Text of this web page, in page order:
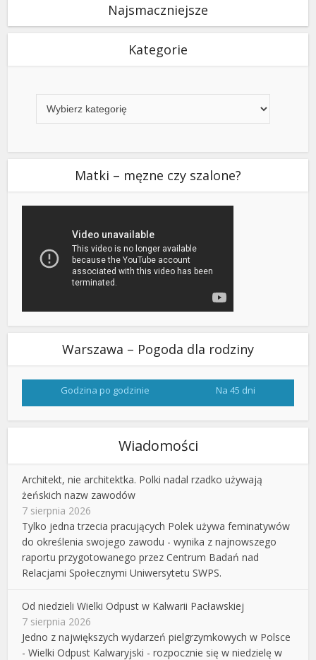
Najsmaczniejsze
Kategorie
Matki – męzne czy szalone?
Warszawa – Pogoda dla rodziny
Godzina po godzinie Na 45 dni
Wiadomości
Architekt, nie architektka. Polki nadal rzadko używają
żeńskich nazw zawodów
7 sierpnia 2026
Tylko jedna trzecia pracujących Polek używa feminatywów
do określenia swojego zawodu - wynika z najnowszego
raportu przygotowanego przez Centrum Badań nad
Relacjami Społecznymi Uniwersytetu SWPS.
Od niedzieli Wielki Odpust w Kalwarii Pacławskiej
7 sierpnia 2026
Jedno z największych wydarzeń pielgrzymkowych w Polsce
- Wielki Odpust Kalwaryjski - rozpocznie się w niedzielę w